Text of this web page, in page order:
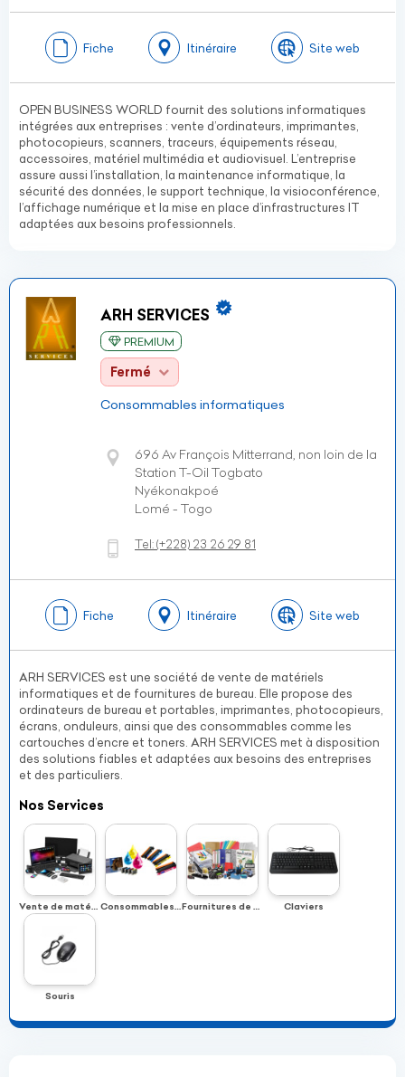
Fiche Itinéraire Site web
OPEN BUSINESS WORLD fournit des solutions informatiques
intégrées aux entreprises : vente d’ordinateurs, imprimantes,
photocopieurs, scanners, traceurs, équipements réseau,
accessoires, matériel multimédia et audiovisuel. L’entreprise
assure aussi l’installation, la maintenance informatique, la
sécurité des données, le support technique, la visioconférence,
l’affichage numérique et la mise en place d’infrastructures IT
adaptées aux besoins professionnels.
ARH SERVICES
PREMIUM
Fermé
Consommables informatiques
696 Av François Mitterrand, non loin de la
Station T-Oil Togbato
Nyékonakpoé
Lomé - Togo
Tel:(+228) 23 26 29 81
Fiche Itinéraire Site web
ARH SERVICES est une société de vente de matériels
informatiques et de fournitures de bureau. Elle propose des
ordinateurs de bureau et portables, imprimantes, photocopieurs,
écrans, onduleurs, ainsi que des consommables comme les
cartouches d’encre et toners. ARH SERVICES met à disposition
des solutions fiables et adaptées aux besoins des entreprises
et des particuliers.
Nos Services
Vente de matériels informatiques (ordinateurs, imprimantes, photocopieurs, desktop, laptop) Consommables informatiques (Cartouches d’encre, Toner…) Fournitures de bureau Claviers
Souris